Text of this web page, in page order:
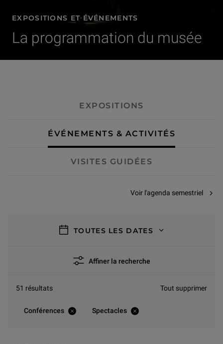
EXPOSITIONS ET ÉVÉNEMENTS
La programmation du musée
EXPOSITIONS
ÉVÉNEMENTS & ACTIVITÉS
VISITES GUIDÉES
Voir l'agenda semestriel
TOUTES LES DATES
Affiner la recherche
51 résultats Tout supprimer
Conférences Spectacles